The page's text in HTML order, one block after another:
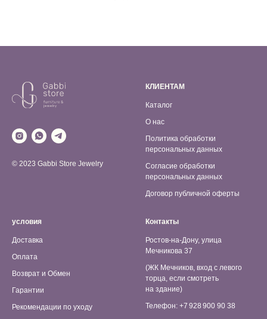
© 2023 Gabbi Store Jewelry
КЛИЕНТАМ
Каталог
О нас
Политика обработки
персональных данных
Согласие обработки
персональных данных
Договор публичной оферты
условия
Доставка
Оплата
Возврат и Обмен
Гарантии
Рекомендации по уходу
Контакты
Ростов-на-Дону, улица
Мечникова 37
(ЖК Мечников, вход с левого
торца, если смотреть
на здание)
Телефон: +7 928 900 90 38